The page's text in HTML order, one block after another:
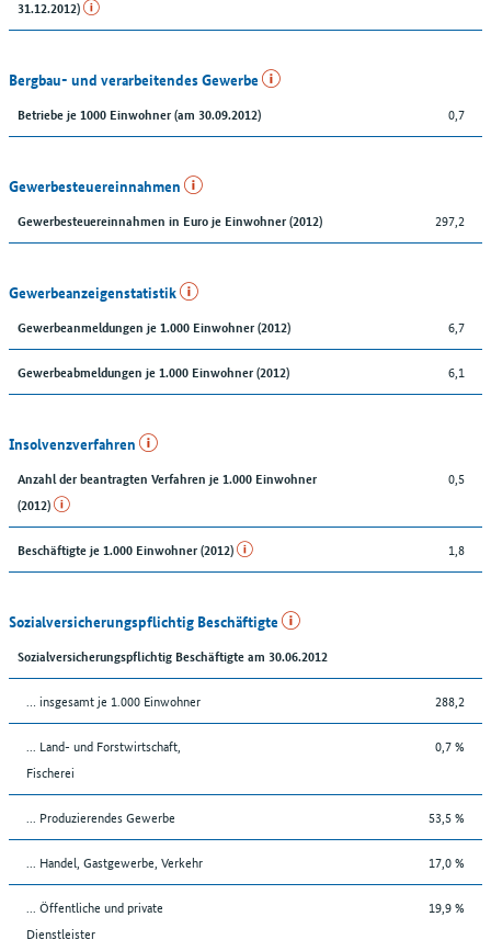
31.12.2012)
Bergbau- und verarbeitendes Gewerbe
Betriebe je 1000 Einwohner (am 30.09.2012) 0,7
Gewerbesteuereinnahmen
Gewerbesteuereinnahmen in Euro je Einwohner (2012) 297,2
Gewerbeanzeigenstatistik
Gewerbeanmeldungen je 1.000 Einwohner (2012) 6,7
Gewerbeabmeldungen je 1.000 Einwohner (2012) 6,1
Insolvenzverfahren
Anzahl der beantragten Verfahren je 1.000 Einwohner
(2012)
0,5
Beschäftigte je 1.000 Einwohner (2012) 1,8
Sozialversicherungspflichtig Beschäftigte
Sozialversicherungspflichtig Beschäftigte am 30.06.2012
… insgesamt je 1.000 Einwohner 288,2
... Land- und Forstwirtschaft,
Fischerei
0,7 %
... Produzierendes Gewerbe 53,5 %
... Handel, Gastgewerbe, Verkehr 17,0 %
... Öffentliche und private
Dienstleister
19,9 %